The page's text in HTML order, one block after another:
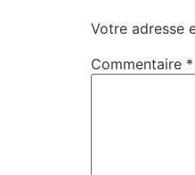
Votre adresse
Commentaire *